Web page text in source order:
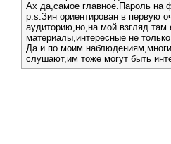
Ах да,самое главное.Пароль на
p.s.Зин ориентирован в первую
аудиторию,но,на мой взгляд там
материалы,интересные не
Да и по моим
слушают,им тоже могут быть